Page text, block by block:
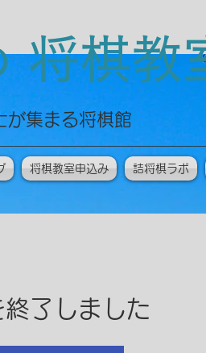
将棋
が集まる将棋館
将棋教室申込み 詰将棋ラボ
終了しました